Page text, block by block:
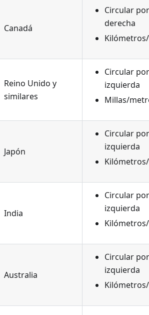
Canadá
Circular
derecha
Reino Unido y
similares
Circular
izquierda
Millas/
Japón
Circular
izquierda
India
Circular
izquierda
Australia
Circular
izquierda